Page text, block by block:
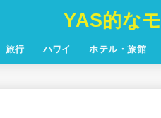
YAS的な
旅行 ハワイ ホテル・旅館